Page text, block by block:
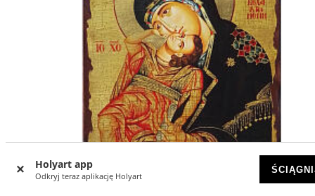
Holyart app
Odkryj teraz aplikację Holyart